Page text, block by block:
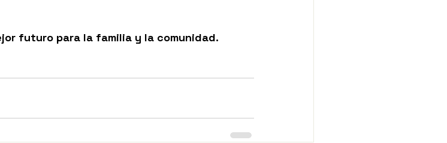
futuro para la familia y la comunidad.